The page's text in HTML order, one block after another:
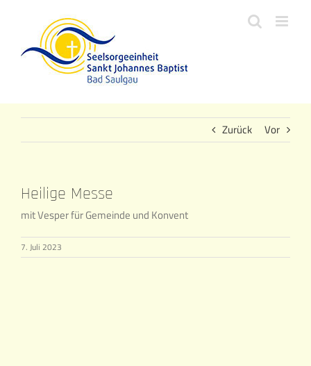
Zurück Vor
Heilige Messe
mit Vesper für Gemeinde und Konvent
7. Juli 2023